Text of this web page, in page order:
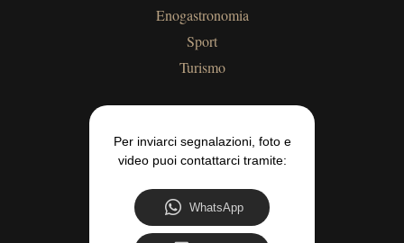
Enogastronomia
Sport
Turismo
Per inviarci segnalazioni, foto e
video puoi contattarci tramite:
WhatsApp